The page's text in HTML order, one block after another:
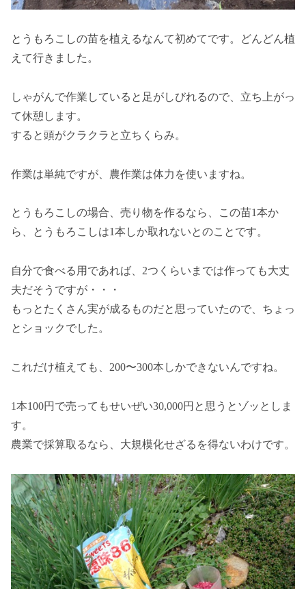
とうもろこしの苗を植えるなんて初めてです。どんどん植
えて行きました。
しゃがんで作業していると足がしびれるので、立ち上がっ
て休憩します。
すると頭がクラクラと立ちくらみ。
作業は単純ですが、農作業は体力を使いますね。
とうもろこしの場合、売り物を作るなら、この苗1本か
ら、とうもろこしは1本しか取れないとのことです。
自分で食べる用であれば、2つくらいまでは作っても大丈
夫だそうですが・・・
もっとたくさん実が成るものだと思っていたので、ちょっ
とショックでした。
これだけ植えても、200〜300本しかできないんですね。
1本100円で売ってもせいぜい30,000円と思うとゾッとしま
す。
農業で採算取るなら、大規模化せざるを得ないわけです。